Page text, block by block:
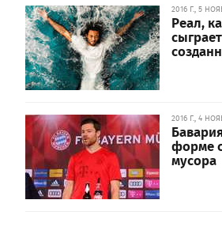
2016 Г., 5
Реал,
2016 Г., 4
форме
мусора